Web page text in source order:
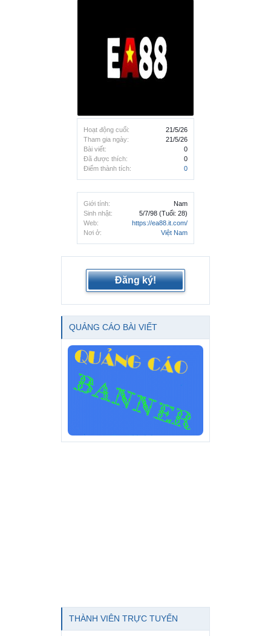
Hoạt động cuối:
21/5/26
Tham gia ngày:
21/5/26
Bài viết:
0
Đã được thích:
0
Điểm thành tích:
0
Giới tính:
Nam
Sinh nhật:
5/7/98 (Tuổi: 28)
Web:
https://ea88.it.com/
Nơi ở:
Việt Nam
Đăng ký!
QUẢNG CÁO BÀI VIẾT
THÀNH VIÊN TRỰC TUYẾN